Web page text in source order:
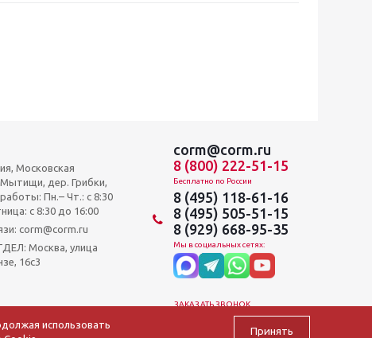
Московская
дер. Грибки,
Пн.– Чт.: с 8:30
c 8:30 до 16:00
corm@corm.ru
Москва, улица
16с3
corm@corm.ru
8 (800) 222-51-15
Бесплатно по России
8 (495) 118-61-16
8 (495) 505-51-15
8 (929) 668-95-35
Мы в социальных сетях:
ЗАКАЗАТЬ ЗВОНОК
использовать
Принять